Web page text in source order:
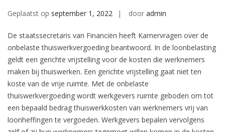
Geplaatst op september 1, 2022 door admin
De staatssecretaris van Financiën heeft Kamervragen over de
onbelaste thuiswerkvergoeding beantwoord. In de loonbelasting
geldt een gerichte vrijstelling voor de kosten die werknemers
maken bij thuiswerken. Een gerichte vrijstelling gaat niet ten
koste van de vrije ruimte. Met de onbelaste
thuiswerkvergoeding wordt werkgevers ruimte geboden om tot
een bepaald bedrag thuiswerkkosten van werknemers vrij van
loonheffingen te vergoeden. Werkgevers bepalen vervolgens